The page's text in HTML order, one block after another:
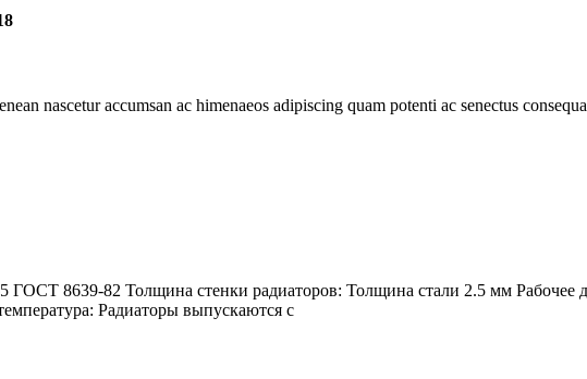
nascetur accumsan ac himenaeos adipiscing quam potenti ac senectus
ГОСТ 8639-82 Толщина стенки радиаторов: Толщина стали 2.5 мм Рабочее
Радиаторы выпускаются с